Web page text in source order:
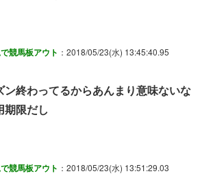
競馬板アウト ：2018/05/23(水) 13:45:40.95
ン終わってるからあんまり意味ないな
期限だし
競馬板アウト ：2018/05/23(水) 13:51:29.03